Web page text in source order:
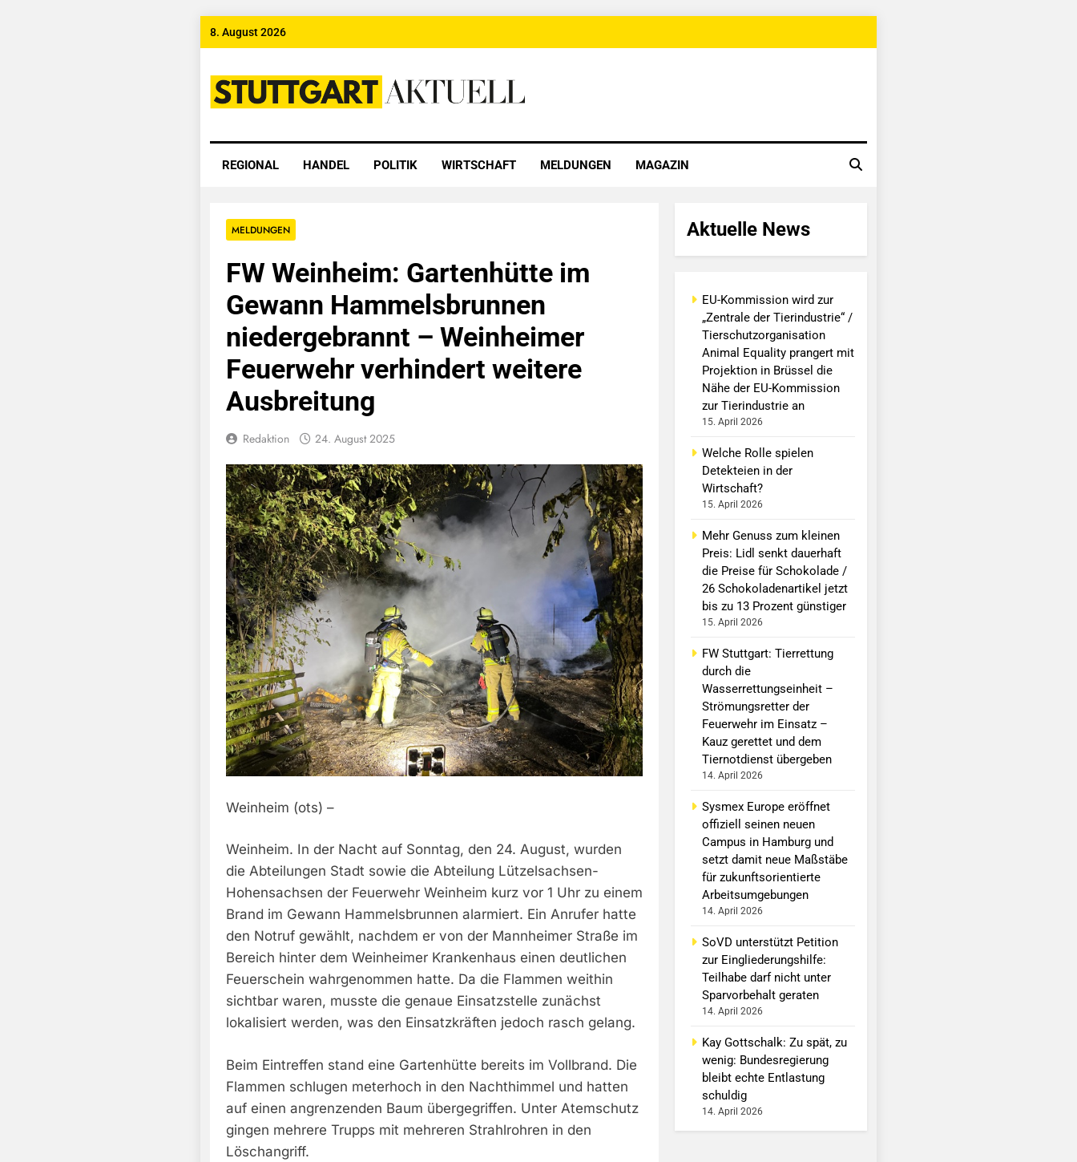
Skip
8. August 2026
Stuttgart Aktuell
REGIONAL HANDEL POLITIK WIRTSCHAFT MELDUNGEN MAGAZIN
MELDUNGEN
FW Weinheim: Gartenhütte im
Gewann Hammelsbrunnen
niedergebrannt – Weinheimer
Feuerwehr verhindert weitere
Ausbreitung
Redaktion 24. August 2025
Weinheim (ots) –
Weinheim. In der Nacht auf Sonntag, den 24. August, wurden
die Abteilungen Stadt sowie die Abteilung Lützelsachsen-
Hohensachsen der Feuerwehr Weinheim kurz vor 1 Uhr zu einem
Brand im Gewann Hammelsbrunnen alarmiert. Ein Anrufer hatte
den Notruf gewählt, nachdem er von der Mannheimer Straße im
Bereich hinter dem Weinheimer Krankenhaus einen deutlichen
Feuerschein wahrgenommen hatte. Da die Flammen weithin
sichtbar waren, musste die genaue Einsatzstelle zunächst
lokalisiert werden, was den Einsatzkräften jedoch rasch gelang.
Beim Eintreffen stand eine Gartenhütte bereits im Vollbrand. Die
Flammen schlugen meterhoch in den Nachthimmel und hatten
auf einen angrenzenden Baum übergegriffen. Unter Atemschutz
gingen mehrere Trupps mit mehreren Strahlrohren in den
Löschangriff.
Aktuelle News
EU-Kommission wird zur
„Zentrale der Tierindustrie“ /
Tierschutzorganisation
Animal Equality prangert mit
Projektion in Brüssel die
Nähe der EU-Kommission
zur Tierindustrie an
15. April 2026
Welche Rolle spielen
Detekteien in der
Wirtschaft?
15. April 2026
Mehr Genuss zum kleinen
Preis: Lidl senkt dauerhaft
die Preise für Schokolade /
26 Schokoladenartikel jetzt
bis zu 13 Prozent günstiger
15. April 2026
FW Stuttgart: Tierrettung
durch die
Wasserrettungseinheit –
Strömungsretter der
Feuerwehr im Einsatz –
Kauz gerettet und dem
Tiernotdienst übergeben
14. April 2026
Sysmex Europe eröffnet
offiziell seinen neuen
Campus in Hamburg und
setzt damit neue Maßstäbe
für zukunftsorientierte
Arbeitsumgebungen
14. April 2026
SoVD unterstützt Petition
zur Eingliederungshilfe:
Teilhabe darf nicht unter
Sparvorbehalt geraten
14. April 2026
Kay Gottschalk: Zu spät, zu
wenig: Bundesregierung
bleibt echte Entlastung
schuldig
14. April 2026